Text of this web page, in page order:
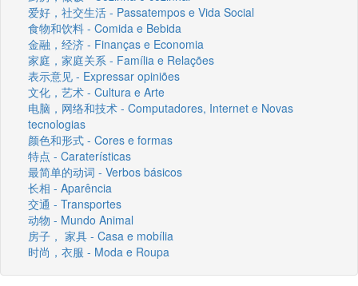
爱好，社交生活 - Passatempos e Vida Social
食物和饮料 - Comida e Bebida
金融，经济 - Finanças e Economia
家庭，家庭关系 - Família e Relações
表示意见 - Expressar opiniões
文化，艺术 - Cultura e Arte
电脑，网络和技术 - Computadores, Internet e Novas
tecnologias
颜色和形式 - Cores e formas
特点 - Caraterísticas
最简单的动词 - Verbos básicos
长相 - Aparência
交通 - Transportes
动物 - Mundo Animal
房子， 家具 - Casa e mobília
时尚，衣服 - Moda e Roupa